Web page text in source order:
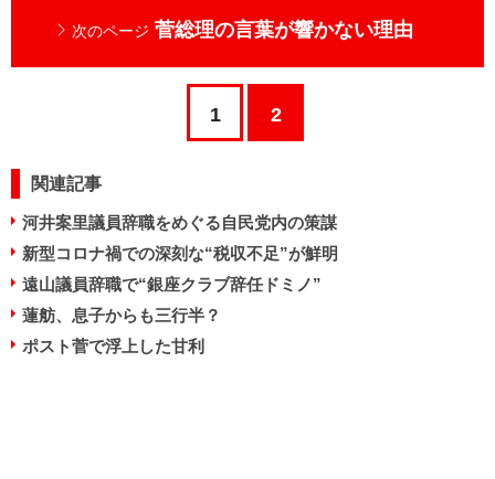
次のページ 菅総理の言葉が響かない理由
1 2
関連記事
河井案里議員辞職をめぐる自民党内の策謀
新型コロナ禍での深刻な“税収不足”が鮮明
遠山議員辞職で“銀座クラブ辞任ドミノ”
蓮舫、息子からも三行半？
ポスト菅で浮上した甘利